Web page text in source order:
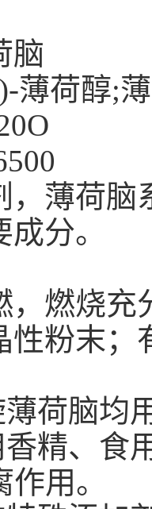
脑
薄荷醇;
，薄荷
分。
，燃烧
性粉末；
荷脑均
精、食
用。